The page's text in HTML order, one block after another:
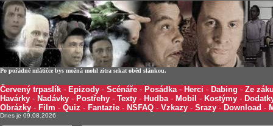
Po pořádné mlátičce bys možná mohl zítra srkat oběd slánkou.
Červený trpaslík - Epizody - Scénáře - Posádka- Herci - Dabing - Ze
Havárky - Nadávky - Postřehy - Texty - Hudba- Mobil - Kostýmy -
Obrázky - Film - Quiz - Fantazie - NSFAQ - Vzkazy - Srazy - Download -
Dnes je 09.08.2026